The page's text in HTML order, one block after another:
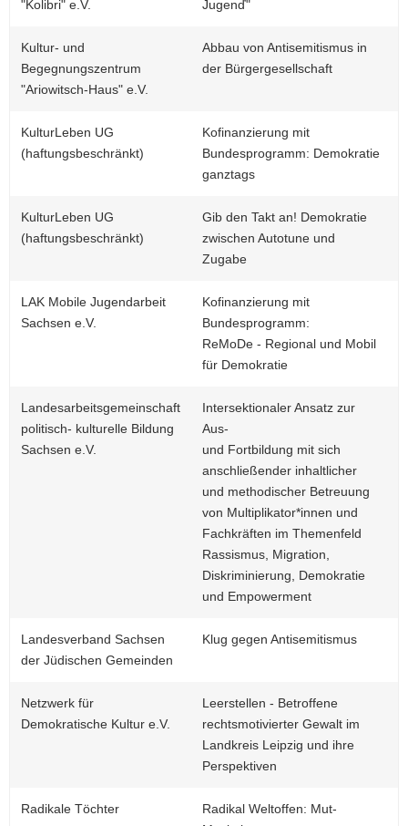
"Kolibri" e.V.
Jugenď"
Kultur- und
Begegnungszentrum
"Ariowitsch-Haus" e.V.
Abbau von Antisemitismus in
der Bürgergesellschaft
KulturLeben UG
(haftungsbeschränkt)
Kofinanzierung mit
Bundesprogramm: Demokratie
ganztags
KulturLeben UG
(haftungsbeschränkt)
Gib den Takt an! Demokratie
zwischen Autotune und
Zugabe
LAK Mobile Jugendarbeit
Sachsen e.V.
Kofinanzierung mit
Bundesprogramm:
ReMoDe - Regional und Mobil
für Demokratie
Landesarbeitsgemeinschaft
politisch- kulturelle Bildung
Sachsen e.V.
Intersektionaler Ansatz zur
Aus-
und Fortbildung mit sich
anschließender inhaltlicher
und methodischer Betreuung
von Multiplikator*innen und
Fachkräften im Themenfeld
Rassismus, Migration,
Diskriminierung, Demokratie
und Empowerment
Landesverband Sachsen
der Jüdischen Gemeinden
Klug gegen Antisemitismus
Netzwerk für
Demokratische Kultur e.V.
Leerstellen - Betroffene
rechtsmotivierter Gewalt im
Landkreis Leipzig und ihre
Perspektiven
Radikale Töchter
Radikal Weltoffen: Mut-